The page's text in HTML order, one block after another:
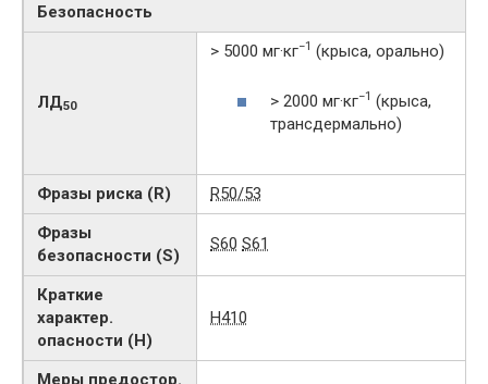
Безопасность
ЛД50
> 5000 мг·кг−1 (крыса, орально)
> 2000 мг·кг−1 (крыса,
трансдермально)
Фразы риска (R)
R50/53
Фразы
безопасности (S)
S60 S61
Краткие
характер.
опасности (H)
H410
Меры предостор.